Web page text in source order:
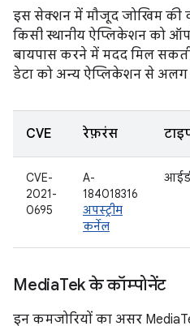
इस सेक्शन में मौजूद जोखिम की
किसी स्थानीय ऐप्लिकेशन को
बायपास करने में मदद मिल
डेटा को अन्य ऐप्लिकेशन से अलग
CVE रेफ़रंस
CVE-
2021-
0695
A-
184018316
अपस्ट्रीम
कर्नेल
MediaTek के कॉम्पोनेंट
इन कमजोरियों का असर